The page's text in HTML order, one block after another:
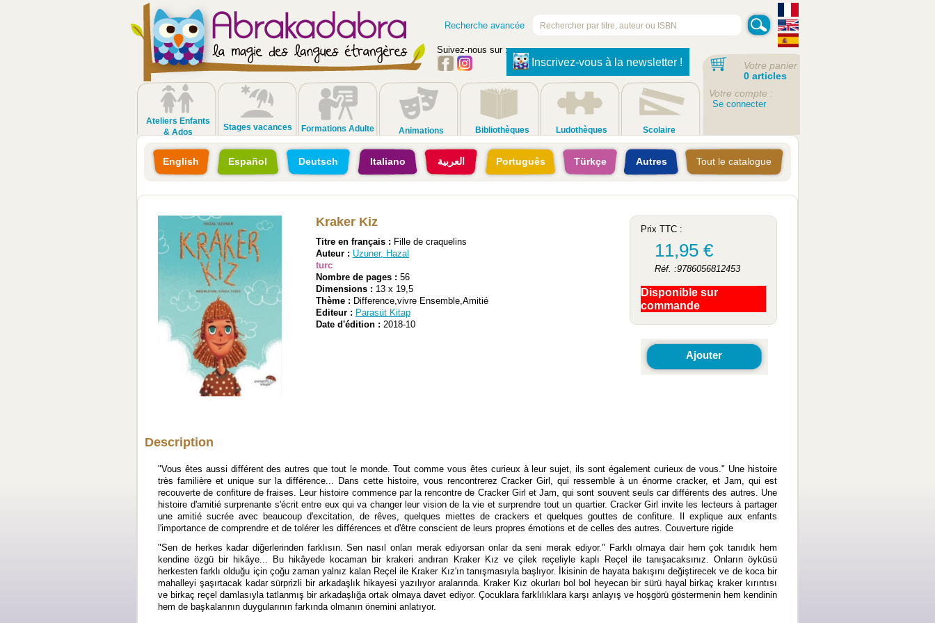
Recherche avancée
Suivez-nous sur :
Inscrivez-vous à la newsletter !
Ateliers Enfants
& Ados
Stages vacances Formations Adulte Animations Bibliothèques Ludothèques Scolaire
Votre panier
0 articles
Votre compte :
Se connecter
English Español Deutsch Italiano العربية Português Türkçe Autres Tout le catalogue
Kraker Kiz
Titre en français : Fille de craquelins
Auteur : Uzuner, Hazal
turc
Nombre de pages : 56
Dimensions : 13 x 19,5
Thème : Difference,vivre Ensemble,Amitié
Editeur : Parasüt Kitap
Date d'édition : 2018-10
Prix TTC :
11,95 €
Réf. :9786056812453
Disponible sur
commande
Ajouter
Description
"Vous êtes aussi différent des autres que tout le monde. Tout comme vous êtes curieux à leur sujet, ils sont également curieux de vous." Une histoire
très familière et unique sur la différence... Dans cette histoire, vous rencontrerez Cracker Girl, qui ressemble à un énorme cracker, et Jam, qui est
recouverte de confiture de fraises. Leur histoire commence par la rencontre de Cracker Girl et Jam, qui sont souvent seuls car différents des autres. Une
histoire d'amitié surprenante s'écrit entre eux qui va changer leur vision de la vie et surprendre tout un quartier. Cracker Girl invite les lecteurs à partager
une amitié sucrée avec beaucoup d'excitation, de rêves, quelques miettes de crackers et quelques gouttes de confiture. Il explique aux enfants
l'importance de comprendre et de tolérer les différences et d'être conscient de leurs propres émotions et de celles des autres. Couverture rigide
"Sen de herkes kadar diğerlerinden farklısın. Sen nasıl onları merak ediyorsan onlar da seni merak ediyor." Farklı olmaya dair hem çok tanıdık hem
kendine özgü bir hikâye... Bu hikâyede kocaman bir krakeri andıran Kraker Kız ve çilek reçeliyle kaplı Reçel ile tanışacaksınız. Onların öyküsü
herkesten farklı olduğu için çoğu zaman yalnız kalan Reçel ile Kraker Kız'ın tanışmasıyla başlıyor. İkisinin de hayata bakışını değiştirecek ve de koca bir
mahalleyi şaşırtacak kadar sürprizli bir arkadaşlık hikayesi yazılıyor aralarında. Kraker Kız okurları bol bol heyecan bir sürü hayal birkaç kraker kırıntısı
ve birkaç reçel damlasıyla tatlanmış bir arkadaşlığa ortak olmaya davet ediyor. Çocuklara farklılıklara karşı anlayış ve hoşgörü göstermenin hem kendinin
hem de başkalarının duygularının farkında olmanın önemini anlatıyor.